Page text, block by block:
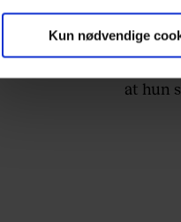
markedsføring, så vi kan
Kun nødvendige
Et
at hun